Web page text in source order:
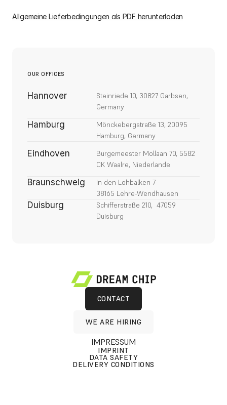
Allgemeine Lieferbedingungen als PDF herunterladen
OUR OFFICES
Hannover
Steinriede 10, 30827 Garbsen,
Germany
Hamburg
Mönckebergstraße 13, 20095
Hamburg, Germany
Eindhoven
Burgemeester Mollaan 70, 5582
CK Waalre, Niederlande
Braunschweig
In den Lohbalken 7
38165 Lehre-Wendhausen
Duisburg
Schifferstraße 210,  47059
Duisburg
IMPRESSUM
DATA SAFETY
DELIVERY CONDITIONS
IMPRINT
CONTACT
WE ARE HIRING